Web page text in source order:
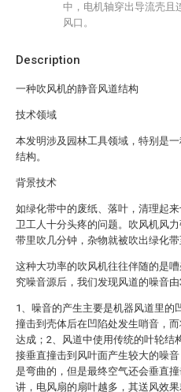
Description
一种吹风机的静音风道结构
技术领域
本发明涉及园林工具领域，特别是
结构。
背景技术
如绿化带中的废纸、落叶，清理起
卫工人十分头疼的问题。吹风机风
带里吹几分钟，杂物就被吹出绿化带
这种大功率的吹风机往往伴随的是
究噪音源后，我们发现风道的噪音由
1、噪音的产生主要是机器风道里的
撞击到壳体后在凹陷处发生哨音，
达成；2、风道中使用传统的叶轮结
接垂直撞击到风叶面产生较大的噪
是弯曲的，但是最终空气还会垂直
讲，电风扇的扇叶越多，其送风效
中，电机轴穿出导流壳且
风口。